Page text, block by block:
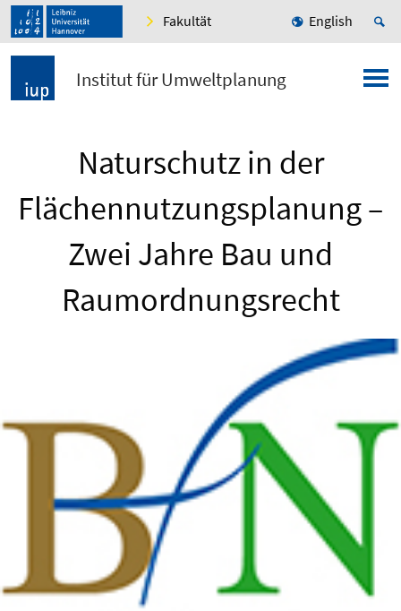
Fakultät English
Institut für Umweltplanung
Naturschutz in der
Flächennutzungsplanung –
Zwei Jahre Bau und
Raumordnungsrecht